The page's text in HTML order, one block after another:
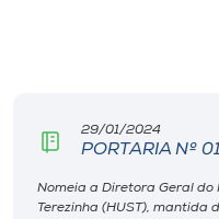
29/01/2024
PORTARIA Nº
Nomeia a Diretora Geral
Terezinha (HUST), mantida